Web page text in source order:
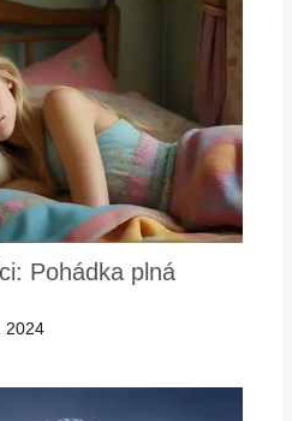
Pohádka plná
2024